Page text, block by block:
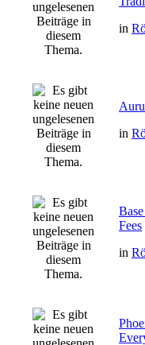
in
in
Fees
in